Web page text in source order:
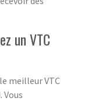
un VTC
meilleur VTC
Vous